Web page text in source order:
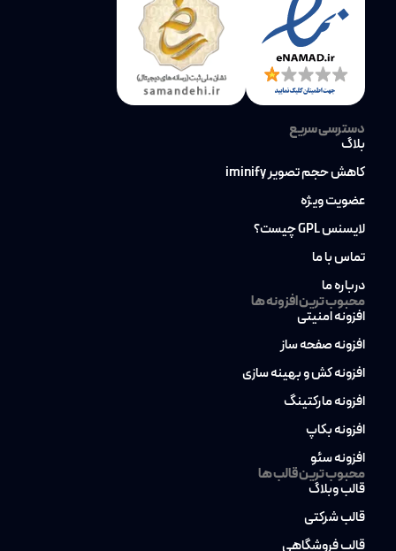
دسترسی سریع
بلاگ
کاهش حجم تصویر iminify
عضویت ویژه
لایسنس GPL چیست؟
تماس با ما
درباره ما
محبوب ترین افزونه ها
افزونه امنیتی
افزونه صفحه ساز
افزونه کش و بهینه سازی
افزونه مارکتینگ
افزونه بکاپ
افزونه سئو
محبوب ترین قالب ها
قالب وبلاگ
قالب شرکتی
قالب فروشگاهی